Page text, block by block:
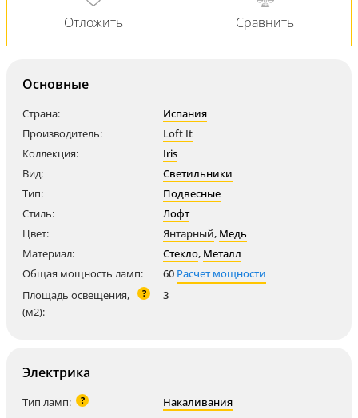
Основные
Страна:
Испания
Производитель:
Loft It
Коллекция:
Iris
Вид:
Светильники
Тип:
Подвесные
Стиль:
Лофт
Цвет:
Янтарный, Медь
Материал:
Стекло, Металл
Общая мощность ламп:
60 Расчет мощности
Площадь освещения,
(м2):
? 3
Электрика
Тип ламп: ?
Накаливания